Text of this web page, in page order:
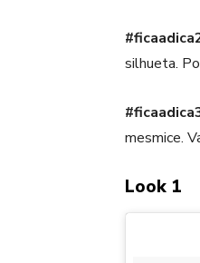
silhueta.
mesmice.
Look 1